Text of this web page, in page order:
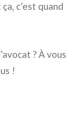
c’est quand
? À vous
!